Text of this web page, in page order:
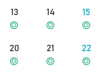
13 14 15
20 21 22